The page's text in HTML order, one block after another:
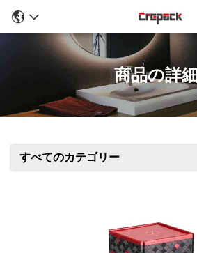
商品の詳細
すべてのカテゴリー